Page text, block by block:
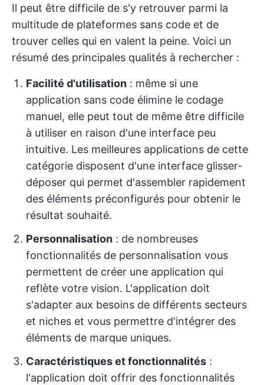
Il peut être difficile de s'y retrouver parmi la
multitude de plateformes sans code et de
trouver celles qui en valent la peine. Voici un
résumé des principales qualités à rechercher :
Facilité d'utilisation : même si une
application sans code élimine le codage
manuel, elle peut tout de même être difficile
à utiliser en raison d'une interface peu
intuitive. Les meilleures applications de cette
catégorie disposent d'une interface glisser-
déposer qui permet d'assembler rapidement
des éléments préconfigurés pour obtenir le
résultat souhaité.
Personnalisation : de nombreuses
fonctionnalités de personnalisation vous
permettent de créer une application qui
reflète votre vision. L'application doit
s'adapter aux besoins de différents secteurs
et niches et vous permettre d'intégrer des
éléments de marque uniques.
Caractéristiques et fonctionnalités :
l'application doit offrir des fonctionnalités